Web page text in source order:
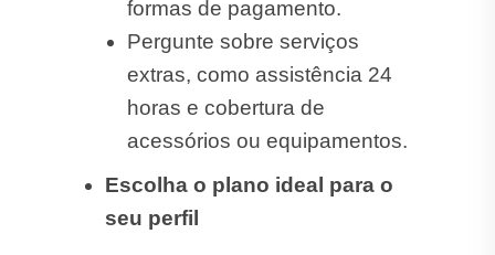
formas de pagamento.
Pergunte sobre serviços
extras, como assistência 24
horas e cobertura de
acessórios ou equipamentos.
Escolha o plano ideal para o
seu perfil